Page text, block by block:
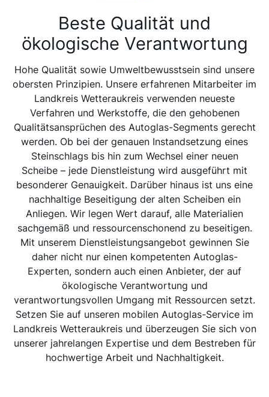
Beste Qualität und
ökologische Verantwortung
Hohe Qualität sowie Umweltbewusstsein sind unsere
obersten Prinzipien. Unsere erfahrenen Mitarbeiter im
Landkreis Wetteraukreis verwenden neueste
Verfahren und Werkstoffe, die den gehobenen
Qualitätsansprüchen des Autoglas-Segments gerecht
werden. Ob bei der genauen Instandsetzung eines
Steinschlags bis hin zum Wechsel einer neuen
Scheibe – jede Dienstleistung wird ausgeführt mit
besonderer Genauigkeit. Darüber hinaus ist uns eine
nachhaltige Beseitigung der alten Scheiben ein
Anliegen. Wir legen Wert darauf, alle Materialien
sachgemäß und ressourcenschonend zu beseitigen.
Mit unserem Dienstleistungsangebot gewinnen Sie
daher nicht nur einen kompetenten Autoglas-
Experten, sondern auch einen Anbieter, der auf
ökologische Verantwortung und
verantwortungsvollen Umgang mit Ressourcen setzt.
Setzen Sie auf unseren mobilen Autoglas-Service im
Landkreis Wetteraukreis und überzeugen Sie sich von
unserer jahrelangen Expertise und dem Bestreben für
hochwertige Arbeit und Nachhaltigkeit.